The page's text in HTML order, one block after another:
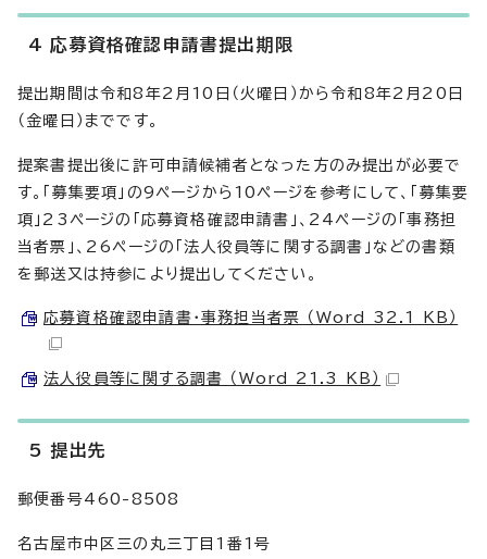
4 応募資格確認申請書提出期限
提出期間は令和8年2月10日（火曜日）から令和8年2月20日
（金曜日）までです。
提案書提出後に許可申請候補者となった方のみ提出が必要で
す。「募集要項」の9ページから10ページを参考にして、「募集要
項」23ページの「応募資格確認申請書」、24ページの「事務担
当者票」、26ページの「法人役員等に関する調書」などの書類
を郵送又は持参により提出してください。
応募資格確認申請書・事務担当者票 （Word 32.1 KB）
法人役員等に関する調書 （Word 21.3 KB）
5 提出先
郵便番号460-8508
名古屋市中区三の丸三丁目1番1号